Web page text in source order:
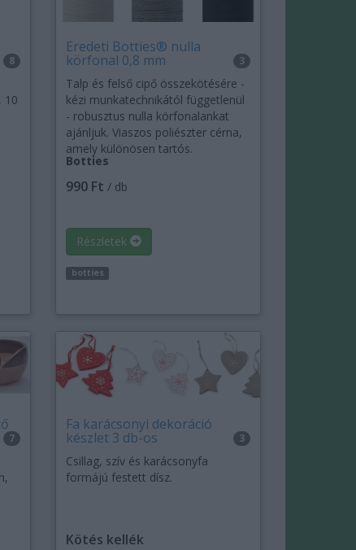
8
10
Eredeti Botties® nulla
körfonal 0,8 mm 3
Talp és felső cipő összekötésére -
kézi munkatechnikától függetlenül
- robusztus nulla körfonalankat
ajánljuk. Viaszos poliészter cérna,
amely különösen tartós.
Botties
990 Ft / db
Részletek
botties
7
Fa karácsonyi dekoráció
készlet 3 db-os 3
Csillag, szív és karácsonyfa
formájú festett dísz.
Kötés kellék